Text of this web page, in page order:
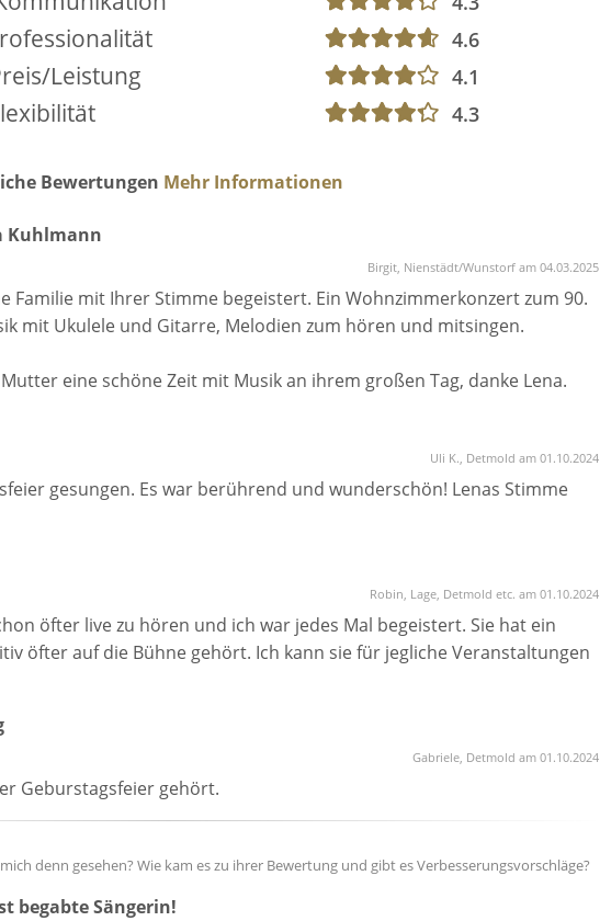
4.6
Leistung 4.1
4.3
Bewertungen Mehr Informationen
Kuhlmann
Birgit, Nienstädt/Wunstorf am 04.03.2025
Familie mit Ihrer Stimme begeistert. Ein Wohnzimmerkonzert zum 90.
mit Ukulele und Gitarre, Melodien zum hören und mitsingen.
eine schöne Zeit mit Musik an ihrem großen Tag, danke Lena.
Uli K., Detmold am 01.10.2024
gesungen. Es war berührend und wunderschön! Lenas Stimme
Robin, Lage, Detmold etc. am 01.10.2024
öfter live zu hören und ich war jedes Mal begeistert. Sie hat ein
öfter auf die Bühne gehört. Ich kann sie für jegliche Veranstaltungen
Gabriele, Detmold am 01.10.2024
Geburstagsfeier gehört.
denn gesehen? Wie kam es zu ihrer Bewertung und gibt es Verbesserungsvorschläge?
begabte Sängerin!